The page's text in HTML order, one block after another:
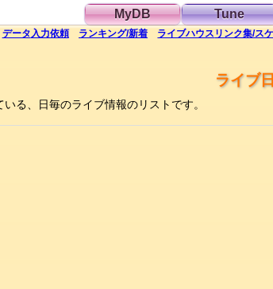
MyDB Tune
データ入力依頼 ランキング/新着 ライブハウス リンク集/ス
ライブ
る、日毎のライブ情報のリストです。